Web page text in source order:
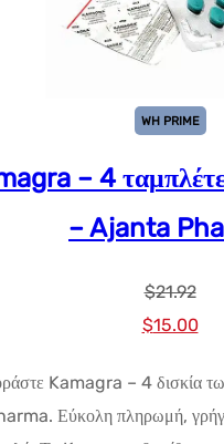
WH PRIME
– 4
– Ajanta
$21.92
Αρχική
$21.92.
$15.00Η
Kamagra – 4 δισκία
Εύκολη πληρωμή,